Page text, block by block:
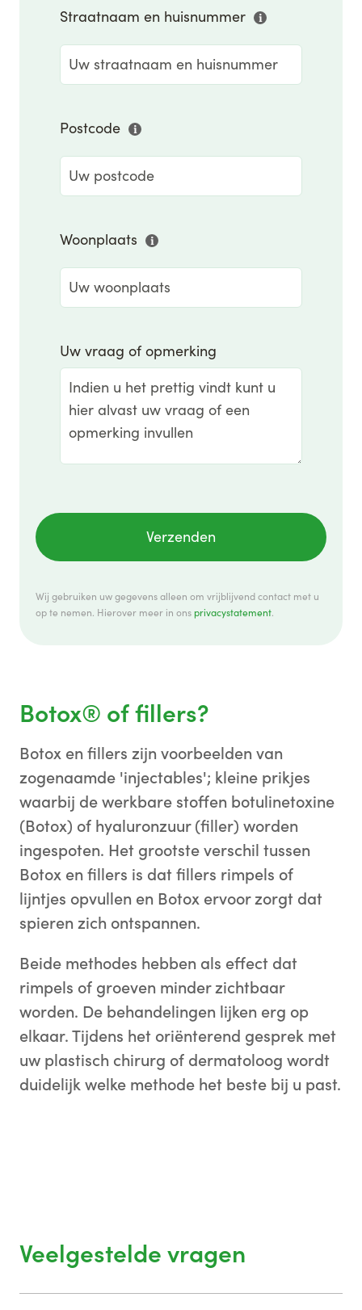
Straatnaam en huisnummer
Postcode
Woonplaats
Uw vraag of opmerking
Wij gebruiken uw gegevens alleen om vrijblijvend contact met u
op te nemen. Hierover meer in ons privacystatement.
Botox® of fillers?
Botox en fillers zijn voorbeelden van
zogenaamde 'injectables'; kleine prikjes
waarbij de werkbare stoffen botulinetoxine
(Botox) of hyaluronzuur (filler) worden
ingespoten. Het grootste verschil tussen
Botox en fillers is dat fillers rimpels of
lijntjes opvullen en Botox ervoor zorgt dat
spieren zich ontspannen.
Beide methodes hebben als effect dat
rimpels of groeven minder zichtbaar
worden. De behandelingen lijken erg op
elkaar. Tijdens het oriënterend gesprek met
uw plastisch chirurg of dermatoloog wordt
duidelijk welke methode het beste bij u past.
Veelgestelde vragen